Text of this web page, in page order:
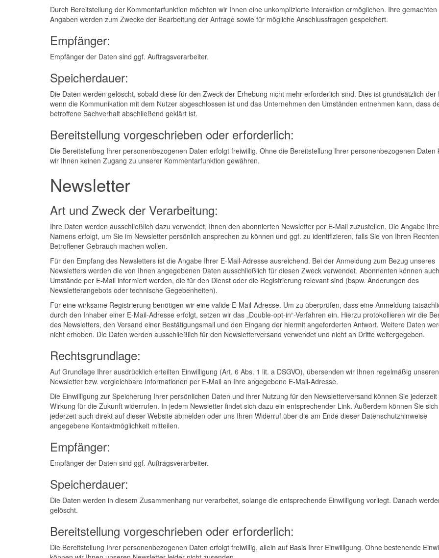
Durch Bereitstellung der Kommentarfunktion möchten wir Ihnen eine unkomplizierte Interaktion ermöglichen. Ihre gemachten
Angaben werden zum Zwecke der Bearbeitung der Anfrage sowie für mögliche Anschlussfragen gespeichert.
Empfänger:
Empfänger der Daten sind ggf. Auftragsverarbeiter.
Speicherdauer:
Die Daten werden gelöscht, sobald diese für den Zweck der Erhebung nicht mehr erforderlich sind. Dies ist grundsätzlich der
wenn die Kommunikation mit dem Nutzer abgeschlossen ist und das Unternehmen den Umständen entnehmen kann, dass
betroffene Sachverhalt abschließend geklärt ist.
Bereitstellung vorgeschrieben oder erforderlich:
Die Bereitstellung Ihrer personenbezogenen Daten erfolgt freiwillig. Ohne die Bereitstellung Ihrer personenbezogenen Daten
wir Ihnen keinen Zugang zu unserer Kommentarfunktion gewähren.
Newsletter
Art und Zweck der Verarbeitung:
Ihre Daten werden ausschließlich dazu verwendet, Ihnen den abonnierten Newsletter per E-Mail zuzustellen. Die Angabe
Namens erfolgt, um Sie im Newsletter persönlich ansprechen zu können und ggf. zu identifizieren, falls Sie von Ihren
Betroffener Gebrauch machen wollen.
Für den Empfang des Newsletters ist die Angabe Ihrer E-Mail-Adresse ausreichend. Bei der Anmeldung zum Bezug unseres
Newsletters werden die von Ihnen angegebenen Daten ausschließlich für diesen Zweck verwendet. Abonnenten können
Umstände per E-Mail informiert werden, die für den Dienst oder die Registrierung relevant sind (bspw. Änderungen des
Newsletterangebots oder technische Gegebenheiten).
Für eine wirksame Registrierung benötigen wir eine valide E-Mail-Adresse. Um zu überprüfen, dass eine Anmeldung
durch den Inhaber einer E-Mail-Adresse erfolgt, setzen wir das „Double-opt-in“-Verfahren ein. Hierzu protokollieren wir die
des Newsletters, den Versand einer Bestätigungsmail und den Eingang der hiermit angeforderten Antwort. Weitere Daten
nicht erhoben. Die Daten werden ausschließlich für den Newsletterversand verwendet und nicht an Dritte weitergegeben.
Rechtsgrundlage:
Auf Grundlage Ihrer ausdrücklich erteilten Einwilligung (Art. 6 Abs. 1 lit. a DSGVO), übersenden wir Ihnen regelmäßig unseren
Newsletter bzw. vergleichbare Informationen per E-Mail an Ihre angegebene E-Mail-Adresse.
Die Einwilligung zur Speicherung Ihrer persönlichen Daten und ihrer Nutzung für den Newsletterversand können Sie jederzeit
Wirkung für die Zukunft widerrufen. In jedem Newsletter findet sich dazu ein entsprechender Link. Außerdem können Sie sich
jederzeit auch direkt auf dieser Website abmelden oder uns Ihren Widerruf über die am Ende dieser Datenschutzhinweise
angegebene Kontaktmöglichkeit mitteilen.
Empfänger:
Empfänger der Daten sind ggf. Auftragsverarbeiter.
Speicherdauer:
Die Daten werden in diesem Zusammenhang nur verarbeitet, solange die entsprechende Einwilligung vorliegt. Danach
gelöscht.
Bereitstellung vorgeschrieben oder erforderlich:
Die Bereitstellung Ihrer personenbezogenen Daten erfolgt freiwillig, allein auf Basis Ihrer Einwilligung. Ohne bestehende